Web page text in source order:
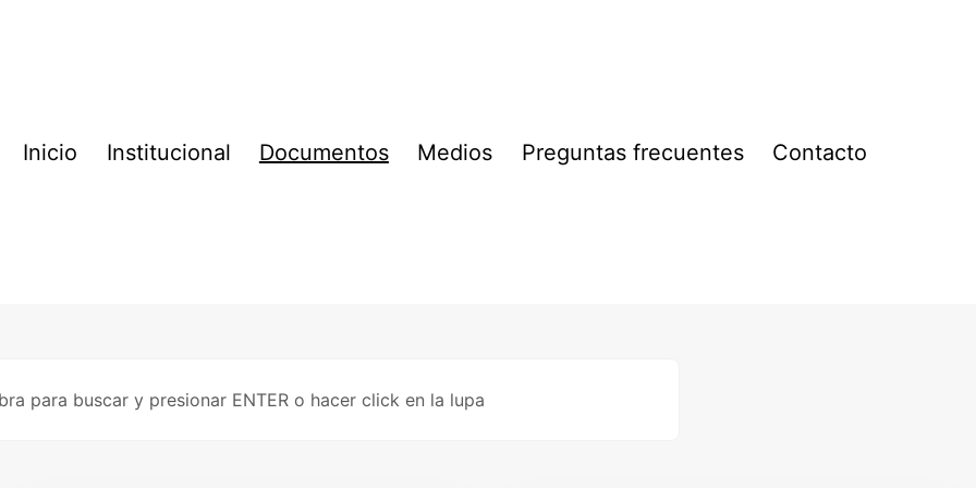
Inicio Institucional Documentos Medios Preguntas frecuentes Contacto